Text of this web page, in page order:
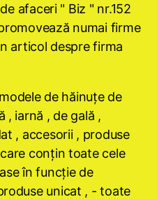
afaceri " Biz " nr.152
numai firme
articol despre firma
de hăinuţe de
, iarnă , de gală ,
, accesorii , produse
conţin toate cele
în funcţie de
unicat , - toate